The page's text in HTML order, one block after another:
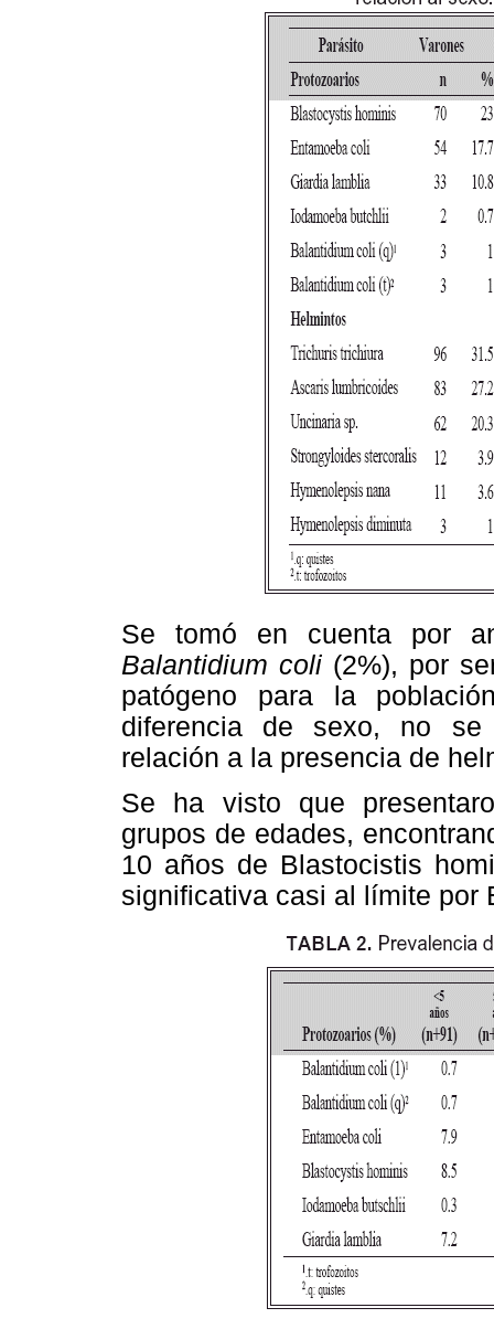
Se tomó en cuenta por
Balantidium coli(2%), por
patógeno para la
diferencia de sexo, no se
relación a la presencia de
Se ha visto que
grupos de edades,
10 años de Blastocistis
significativa casi al límite por